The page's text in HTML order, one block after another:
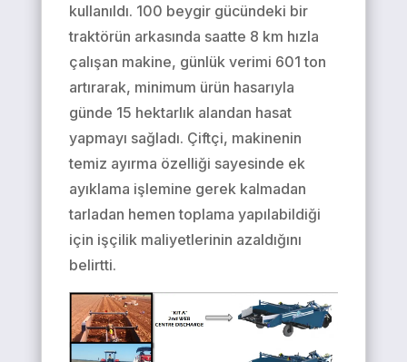
kullanıldı. 100 beygir gücündeki bir
traktörün arkasında saatte 8 km hızla
çalışan makine, günlük verimi 601 ton
artırarak, minimum ürün hasarıyla
günde 15 hektarlık alandan hasat
yapmayı sağladı. Çiftçi, makinenin
temiz ayırma özelliği sayesinde ek
ayıklama işlemine gerek kalmadan
tarladan hemen toplama yapılabildiği
için işçilik maliyetlerinin azaldığını
belirtti.